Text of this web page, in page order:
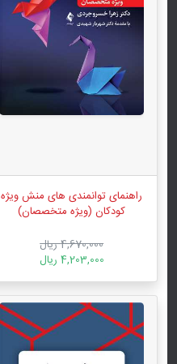
راهنمای توانمندی های منش ویژه
کودکان (ویژه متخصصان)
4,670,000 ریال
4,203,000 ریال